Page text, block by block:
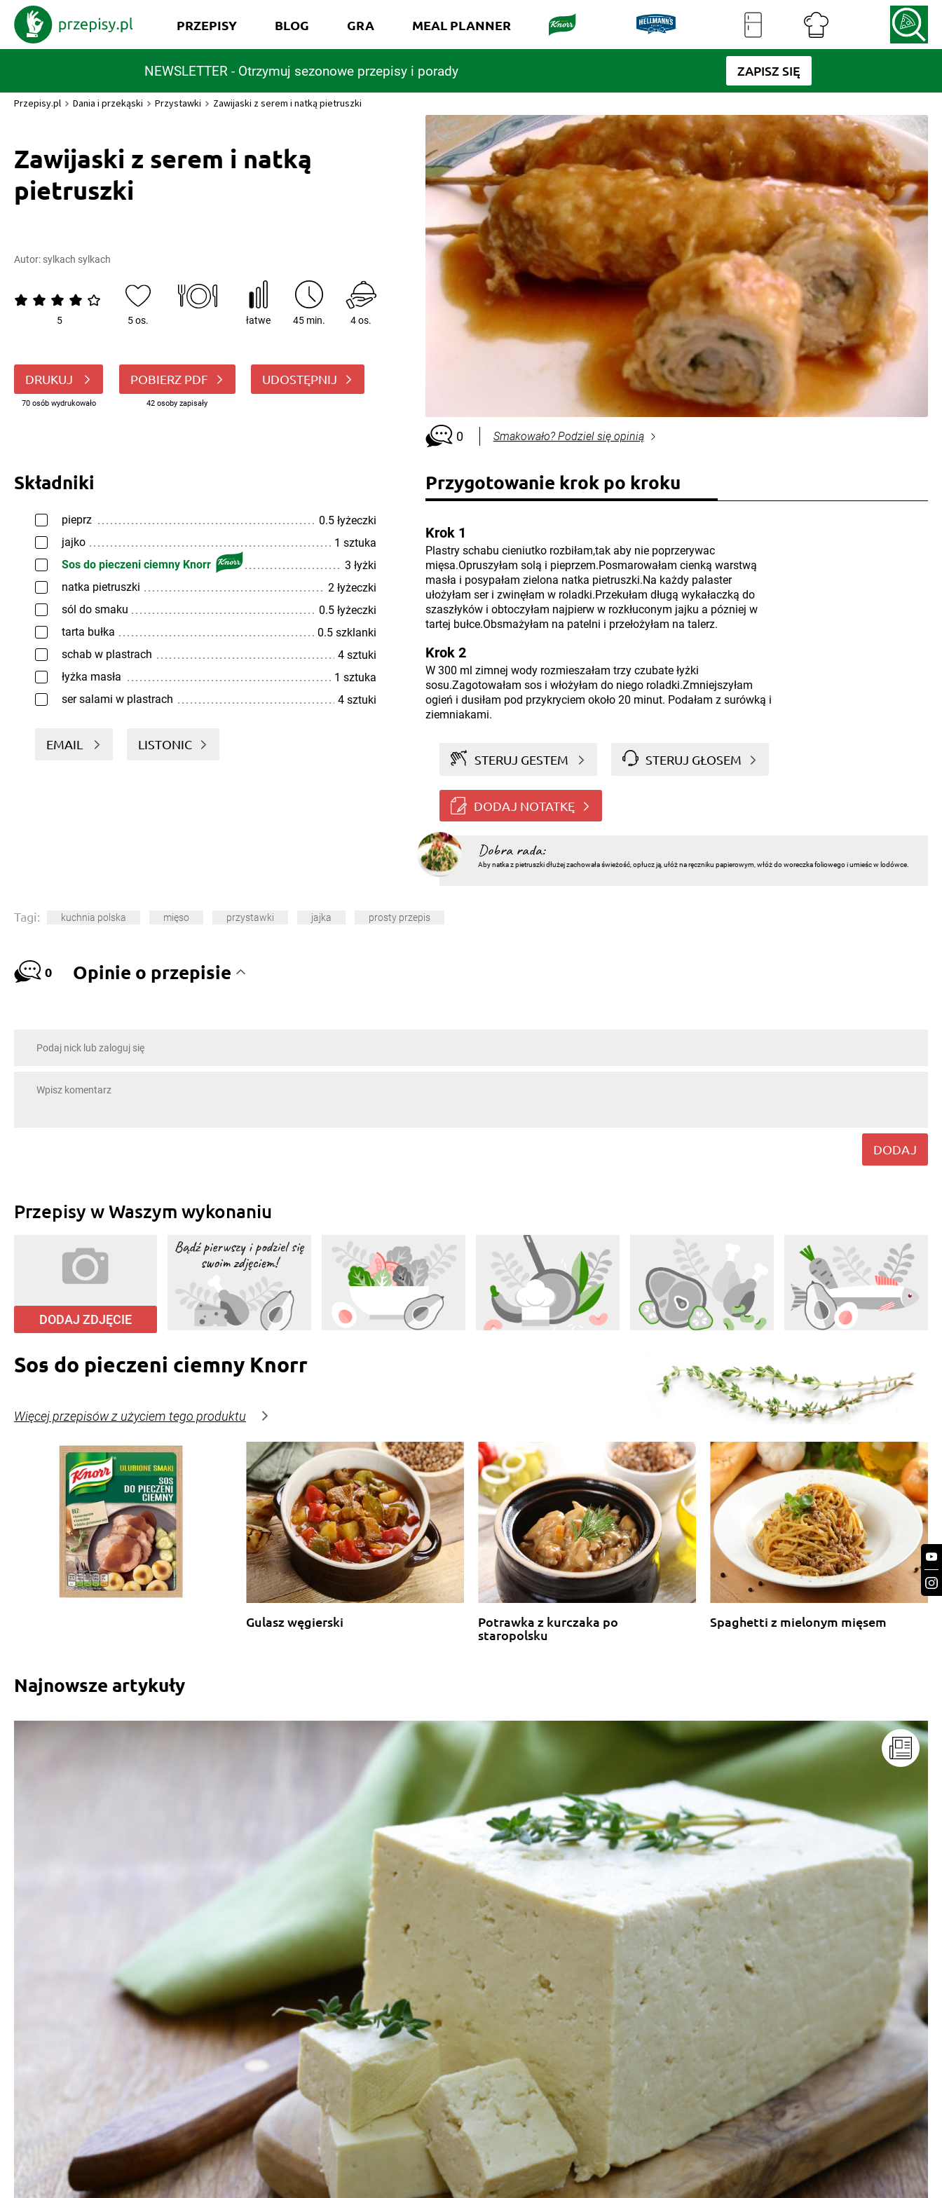
NEWSLETTER - Otrzymuj sezonowe przepisy i porady ZAPISZ SIĘ
PRZEPISY BLOG GRA MEAL PLANNER
Przepisy.pl Dania i przekąski Przystawki Zawijaski z serem i natką pietruszki
Zawijaski z serem i natką
pietruszki
Autor: sylkach sylkach
5 5 os. łatwe 45 min. 4 os.
DRUKUJ
70 osób wydrukowało
POBIERZ PDF
42 osoby zapisały
UDOSTĘPNIJ
0 Smakowało? Podziel się opinią
Składniki
pieprz
0.5 łyżeczki
jajko
1 sztuka
Sos do pieczeni ciemny Knorr
3 łyżki
natka pietruszki
2 łyżeczki
sól do smaku
0.5 łyżeczki
tarta bułka
0.5 szklanki
schab w plastrach
4 sztuki
łyżka masła
1 sztuka
ser salami w plastrach
4 sztuki
EMAIL LISTONIC
Przygotowanie krok po kroku
Krok 1
Plastry schabu cieniutko rozbiłam,tak aby nie poprzerywac
mięsa.Opruszyłam solą i pieprzem.Posmarowałam cienką warstwą
masła i posypałam zielona natka pietruszki.Na każdy palaster
ułożyłam ser i zwinęłam w roladki.Przekułam długą wykałaczką do
szaszłyków i obtoczyłam najpierw w rozkłuconym jajku a pózniej w
tartej bułce.Obsmażyłam na patelni i przełożyłam na talerz.
Krok 2
W 300 ml zimnej wody rozmieszałam trzy czubate łyżki
sosu.Zagotowałam sos i włożyłam do niego roladki.Zmniejszyłam
ogień i dusiłam pod przykryciem około 20 minut. Podałam z surówką i
ziemniakami.
STERUJ GESTEM STERUJ GŁOSEM
DODAJ NOTATKĘ
Dobra rada:
Aby natka z pietruszki dłużej zachowała świeżość, opłucz ją, ułóż na ręczniku papierowym, włóż do woreczka foliowego i umieśc w lodówce.
Tagi: kuchnia polska mięso przystawki jajka prosty przepis
0 Opinie o przepisie
DODAJ
Przepisy w Waszym wykonaniu
DODAJ ZDJĘCIE
Sos do pieczeni ciemny Knorr
Więcej przepisów z użyciem tego produktu
Gulasz węgierski
Potrawka z kurczaka po
staropolsku
Spaghetti z mielonym mięsem
Najnowsze artykuły